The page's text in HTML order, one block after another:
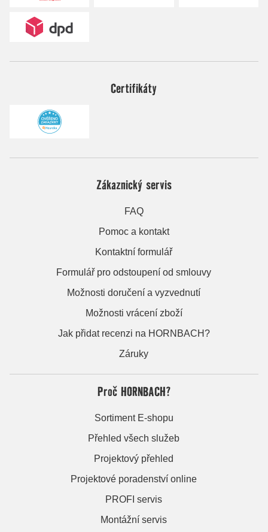
Certifikáty
Zákaznický servis
FAQ
Pomoc a kontakt
Kontaktní formulář
Formulář pro odstoupení od smlouvy
Možnosti doručení a vyzvednutí
Možnosti vrácení zboží
Jak přidat recenzi na HORNBACH?
Záruky
Proč HORNBACH?
Sortiment E-shopu
Přehled všech služeb
Projektový přehled
Projektové poradenství online
PROFI servis
Montážní servis